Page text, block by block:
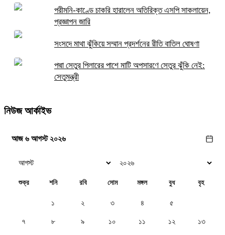
পরীমনি-কাণ্ডে চাকরি হারালেন অতিরিক্ত এসপি সাকলায়েন,
প্রজ্ঞাপন জারি
সংসদে মাথা ঝুঁকিয়ে সম্মান প্রদর্শনের রীতি বাতিল ঘোষণা
পদ্মা সেতুর পিলারের পাশে মাটি অপসারণে সেতুর ঝুঁকি নেই:
সেতুমন্ত্রী
নিউজ আর্কাইভ
আজ ৬ আগস্ট ২০২৬
শুক্র শনি রবি সোম মঙ্গল বুধ বৃহ
১ ২ ৩ ৪ ৫
৭ ৮ ৯ ১০ ১১ ১২ ১৩